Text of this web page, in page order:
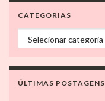
CATEGORIAS
Categorias
ÚLTIMAS POSTAGENS